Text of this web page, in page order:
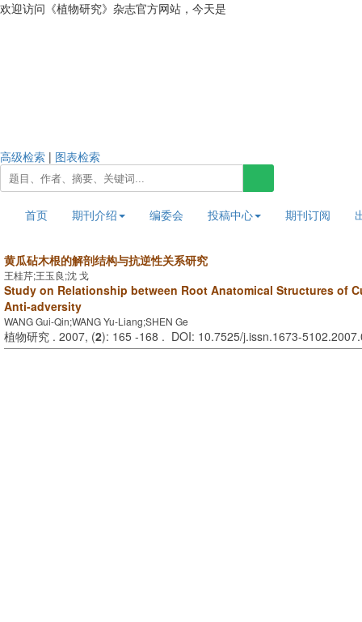
欢迎访问《植物研究》杂志官方网站，今天是
高级检索 | 图表检索
首页 期刊介绍 编委会 投稿中心 期刊订阅
黄瓜砧木根的解剖结构与抗逆性关系研究
王桂芹;王玉良;沈 戈
Study on Relationship between Root Anatomical Structures of
Anti-adversity
WANG Gui-Qin;WANG Yu-Liang;SHEN Ge
植物研究 . 2007, (2): 165 -168 . DOI: 10.7525/j.issn.1673-